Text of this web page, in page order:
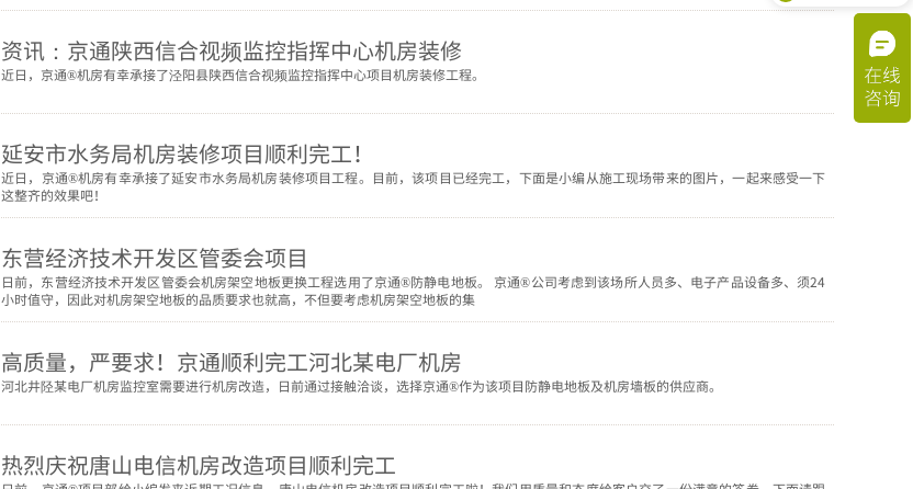
资讯：京通陕西信合视频监控指挥中心机房装修
近日，京通®机房有幸承接了泾阳县陕西信合视频监控指挥中心项目机房装修工程。
延安市水务局机房装修项目顺利完工！
近日，京通®机房有幸承接了延安市水务局机房装修项目工程。目前，该项目已经完工，下面是小编从施工现场带来的图片，一起来感受一下
这整齐的效果吧！
东营经济技术开发区管委会项目
日前，东营经济技术开发区管委会机房架空地板更换工程选用了京通®防静电地板。 京通®公司考虑到该场所人员多、电子产品设备多、须24
小时值守，因此对机房架空地板的品质要求也就高，不但要考虑机房架空地板的集
高质量，严要求！京通顺利完工河北某电厂机房
河北井陉某电厂机房监控室需要进行机房改造，日前通过接触洽谈，选择京通®作为该项目防静电地板及机房墙板的供应商。
热烈庆祝唐山电信机房改造项目顺利完工